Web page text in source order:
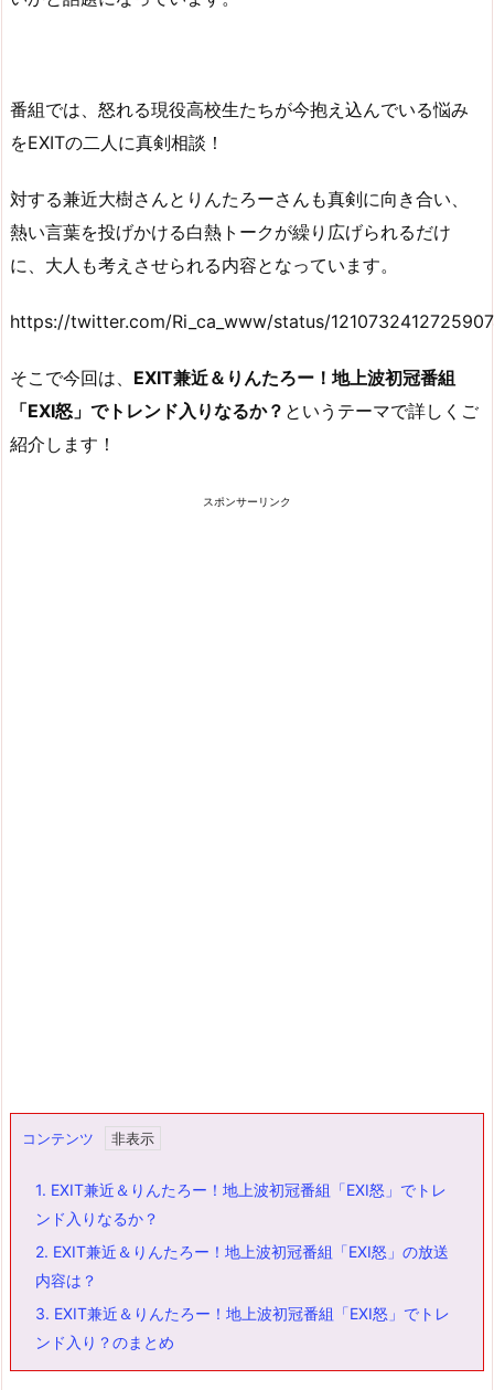
番組では、怒れる現役高校生たちが今抱え込んでいる悩み
をEXITの二人に真剣相談！
対する兼近大樹さんとりんたろーさんも真剣に向き合い、
熱い言葉を投げかける白熱トークが繰り広げられるだけ
に、大人も考えさせられる内容となっています。
https://twitter.com/Ri_ca_www/status/
そこで今回は、 EXIT兼近＆りんたろー！地上波初冠番組
「EXI怒」でトレンド入りなるか？ というテーマで詳しくご
紹介します！
スポンサーリンク
コンテンツ
1. EXIT兼近＆りんたろー！地上波初冠番組「EXI怒」でトレ
ンド入りなるか？
2. EXIT兼近＆りんたろー！地上波初冠番組「EXI怒」の放送
内容は？
3. EXIT兼近＆りんたろー！地上波初冠番組「EXI怒」でトレ
ンド入り？のまとめ